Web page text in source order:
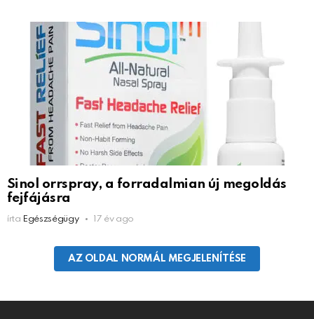
Sinol orrspray, a forradalmian új megoldás
fejfájásra
írta Egészségügy 17 év ago
AZ OLDAL NORMÁL MEGJELENÍTÉSE